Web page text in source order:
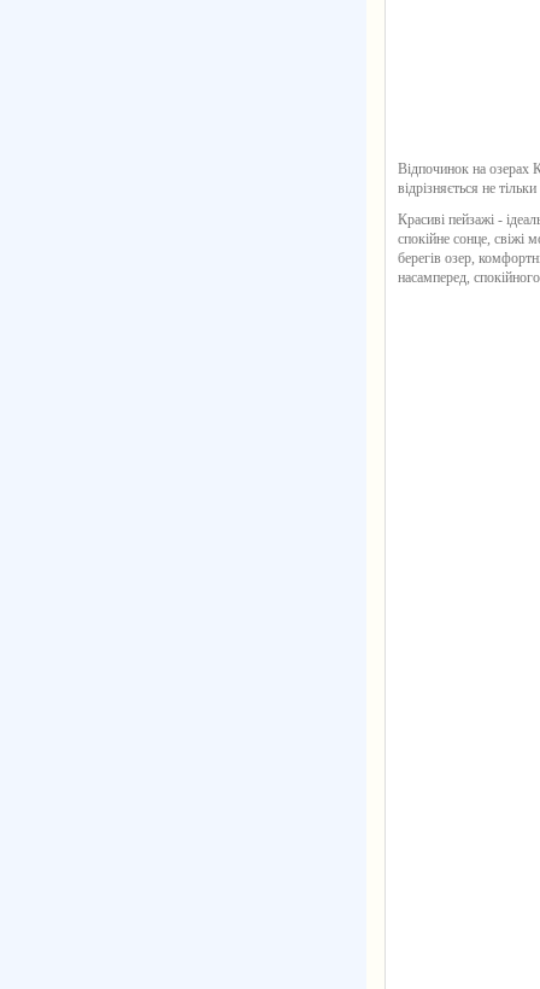
Відпочинок на озерах
відрізняється не
Красиві пейзажі -
спокійне сонце, свіжі
берегів озер,
насамперед,